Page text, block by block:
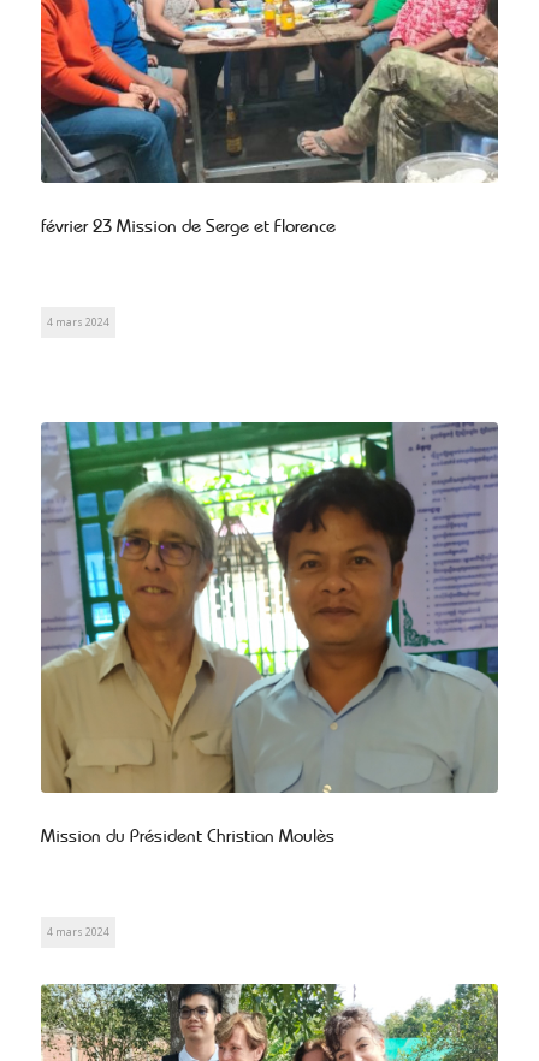
février 23 Mission de Serge et Florence
4 mars 2024
Mission du Président Christian Moulès
4 mars 2024